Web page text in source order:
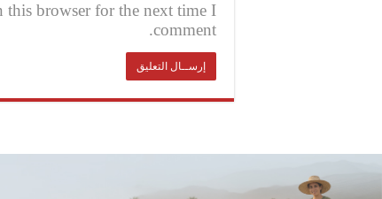
this browser for the next time I
comment.